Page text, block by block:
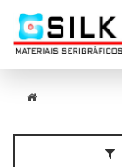
Filtrar